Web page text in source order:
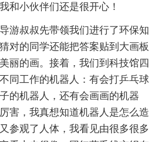
和小伙伴们还是很开心！
游叔叔先带领我们进行了环保知
对的同学还能把答案贴到大画板
丽的画。接着，我们到科技馆四
同工作的机器人：有会打乒乓球
的机器人，还有会画画的机器
害，我真想知道机器人是怎么造
参观了人体，我看见由很多很多